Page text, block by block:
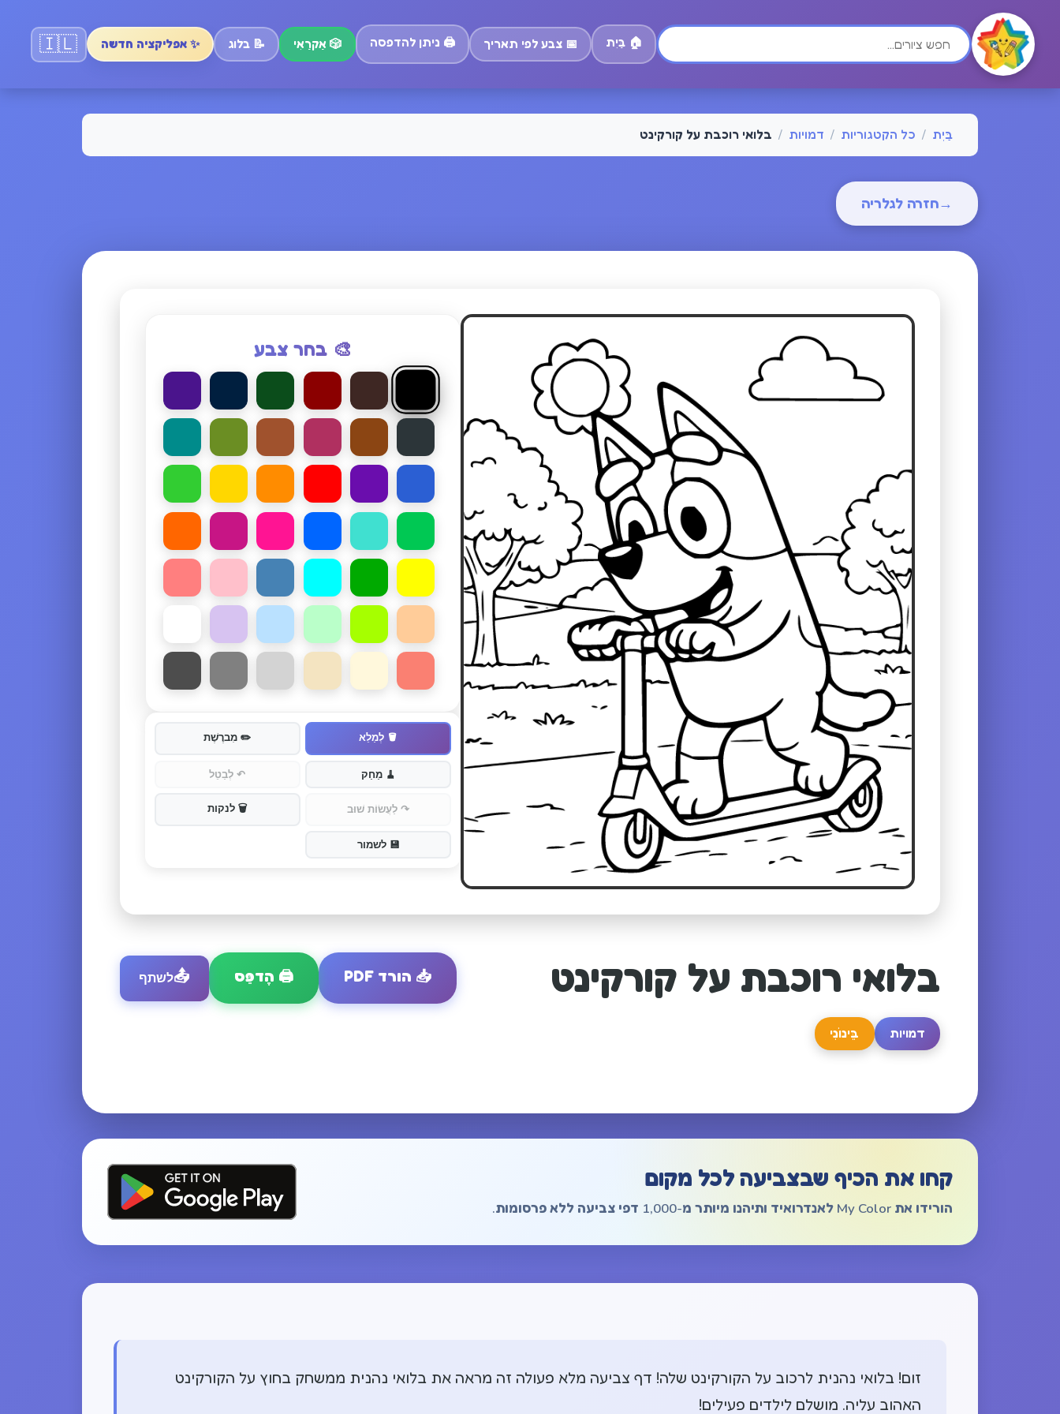
🏠 בַּיִת 📅 צבע לפי תאריך 🖨️ ניתן להדפסה 🎲 אַקרַאִי 📝 בלוג ✨ אפליקציה חדשה 🇮🇱
בַּיִת / כל הקטגוריות / דמויות / בלואי רוכבת על קורקינט
→חזרה לגלריה
🎨 בחר צבע
🪣 לְמַלֵא ✏️ מִברֶשֶׁת
🧹מַחַק ↶ לְבַטֵל
↷ לַעֲשׂוֹת שׁוּב 🗑️לנקות
💾לשמור
בלואי רוכבת על קורקינט
דמויות בֵּינוֹנִי
📥 הורד PDF 🖨️ הֶדפֵּס 📤לשתף
קחו את הכיף שבצביעה לכל מקום
הורידו את My Color לאנדרואיד ותיהנו מיותר מ-1,000 דפי צביעה ללא פרסומות.
זום! בלואי נהנית לרכוב על הקורקינט שלה! דף צביעה מלא פעולה זה מראה את בלואי נהנית ממשחק בחוץ על הקורקינט
האהוב עליה. מושלם לילדים פעילים!